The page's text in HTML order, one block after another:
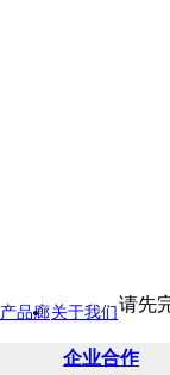
产品廊关于我们请先
企业合作